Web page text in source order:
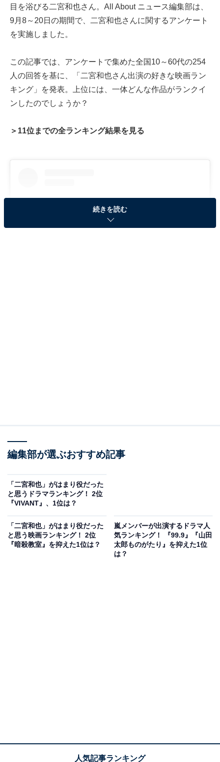
目を浴びる二宮和也さん。All About ニュース編集部は、
9月8～20日の期間で、二宮和也さんに関するアンケート
を実施しました。
この記事では、アンケートで集めた全国10～60代の254
人の回答を基に、「二宮和也さん出演の好きな映画ラン
キング」を発表。上位には、一体どんな作品がランクイ
ンしたのでしょうか？
＞11位までの全ランキング結果を見る
2位：『GANTZ』
でした。同作品で二宮さんは主人公の「玄野計」役を務
め、映画の後編では松山ケンイチさん演じる「加藤勝」
アンケートの自由回答には、「衝撃的な内容でしたが、
続きを読む
編集部が選ぶおすすめ記事
「二宮和也」がはまり役だった
と思うドラマランキング！ 2位
『VIVANT』、1位は？
「二宮和也」がはまり役だった
と思う映画ランキング！ 2位
『暗殺教室』を抑えた1位は？
嵐メンバーが出演するドラマ人
気ランキング！ 『99.9』『山田
太郎ものがたり』を抑えた1位
は？